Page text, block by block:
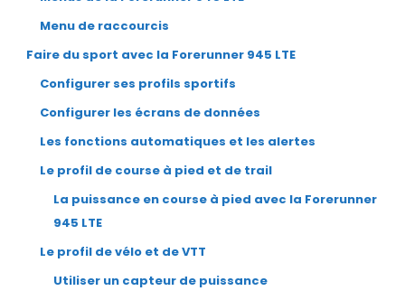
Menu de raccourcis
Faire du sport avec la Forerunner 945 LTE
Configurer ses profils sportifs
Configurer les écrans de données
Les fonctions automatiques et les alertes
Le profil de course à pied et de trail
La puissance en course à pied avec la Forerunner
945 LTE
Le profil de vélo et de VTT
Utiliser un capteur de puissance